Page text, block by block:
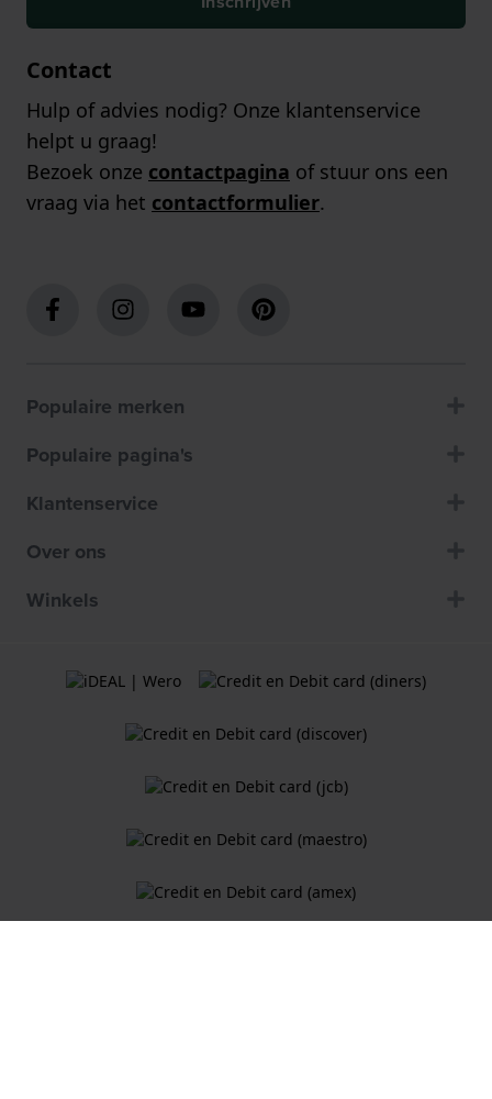
Contact
Hulp of advies nodig? Onze klantenservice
helpt u graag!
Bezoek onze contactpagina of stuur ons een
vraag via het contactformulier.
Populaire merken
Populaire pagina's
Klantenservice
Over ons
Winkels